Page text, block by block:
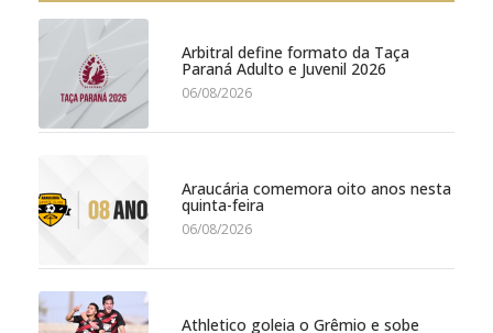
Arbitral define formato da Taça
Paraná Adulto e Juvenil 2026
06/08/2026
Araucária comemora oito anos nesta
quinta-feira
06/08/2026
Athletico goleia o Grêmio e sobe